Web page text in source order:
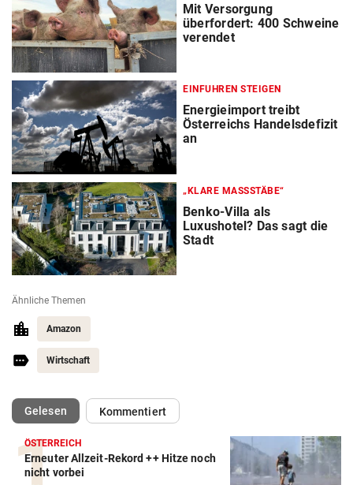
Mit Versorgung
überfordert: 400 Schweine
verendet
EINFUHREN STEIGEN
Energieimport treibt
Österreichs Handelsdefizit
an
„KLARE MASSSTÄBE“
Benko-Villa als
Luxushotel? Das sagt die
Stadt
Ähnliche Themen
Amazon
Wirtschaft
Gelesen(ausgewählt)Kommentiert
ÖSTERREICH
Erneuter Allzeit-Rekord ++ Hitze noch
nicht vorbei